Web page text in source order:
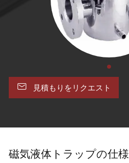
 見積もりをリクエスト
磁気液体トラップの仕様